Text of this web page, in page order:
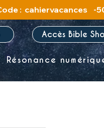
Accès Bible
Résonance